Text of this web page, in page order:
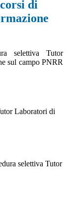
di
selettiva Tutor
sul campo PNRR
Laboratori di
selettiva Tutor